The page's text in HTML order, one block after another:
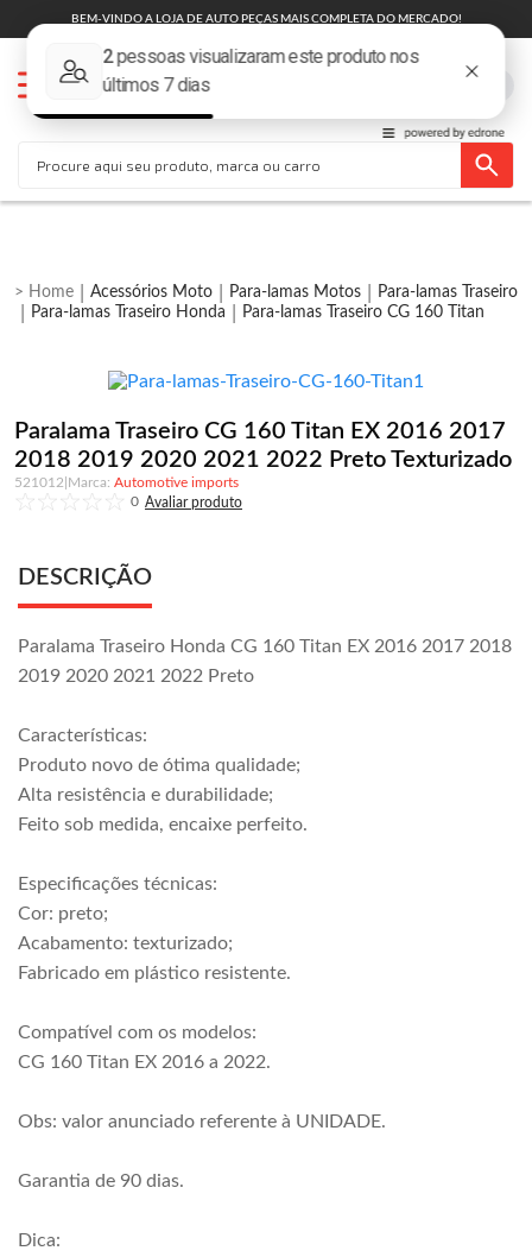
BEM-VINDO A LOJA DE AUTO PEÇAS MAIS COMPLETA DO MERCADO!
Acessórios Moto Para-lamas Motos
Para-lamas Traseiro
Para-lamas Traseiro Honda
Para-lamas Traseiro CG 160 Titan
Paralama Traseiro CG 160 Titan EX 2016 2017
2018 2019 2020 2021 2022 Preto Texturizado
521012
Automotive imports
0
DESCRIÇÃO
Paralama Traseiro Honda CG 160 Titan EX 2016 2017 2018
2019 2020 2021 2022 Preto
Características:
Produto novo de ótima qualidade;
Alta resistência e durabilidade;
Feito sob medida, encaixe perfeito.
Especificações técnicas:
Cor: preto;
Acabamento: texturizado;
Fabricado em plástico resistente.
Compatível com os modelos:
CG 160 Titan EX 2016 a 2022.
Obs: valor anunciado referente à UNIDADE.
Garantia de 90 dias.
Dica: